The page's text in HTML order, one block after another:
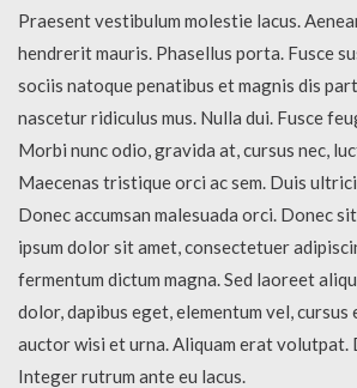
Praesent vestibulum molestie lacus.
hendrerit mauris. Phasellus porta. Fusce
sociis natoque penatibus et magnis dis
nascetur ridiculus mus. Nulla dui. Fusce
Morbi nunc odio, gravida at, cursus nec,
Maecenas tristique orci ac sem. Duis
Donec accumsan malesuada orci. Donec
ipsum dolor sit amet, consectetuer
fermentum dictum magna. Sed laoreet
dolor, dapibus eget, elementum vel, cursus
auctor wisi et urna. Aliquam erat volutpat.
Integer rutrum ante eu lacus.